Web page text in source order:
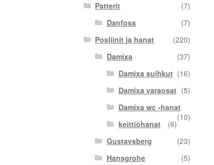
Patterit
(7)
Danfoss
(7)
Posliinit ja hanat
(220)
Damixa
(37)
Damixa suihkut (16)
Damixa varaosat (5)
Damixa wc -hanat
(10)
keittiöhanat
(6)
Gustavsberg
(23)
Hansgrohe
(5)